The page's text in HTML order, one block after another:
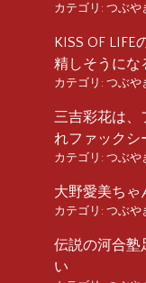
カテゴリ: つぶや
KISS OF
精しそうにな
カテゴリ: つぶや
三吉彩花は、
れファックシ
カテゴリ: つぶや
大野愛美ち
カテゴリ: つぶや
伝説の河合塾
い